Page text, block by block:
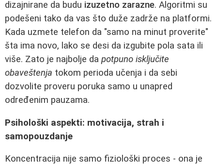
dizajnirane da budu izuzetno zarazne. Algoritmi su
podešeni tako da vas što duže zadrže na platformi.
Kada uzmete telefon da "samo na minut proverite"
šta ima novo, lako se desi da izgubite pola sata ili
više. Zato je najbolje da potpuno isključite
obaveštenja tokom perioda učenja i da sebi
dozvolite proveru poruka samo u unapred
određenim pauzama.
Psihološki aspekti: motivacija, strah i
samopouzdanje
Koncentracija nije samo fiziološki proces - ona je